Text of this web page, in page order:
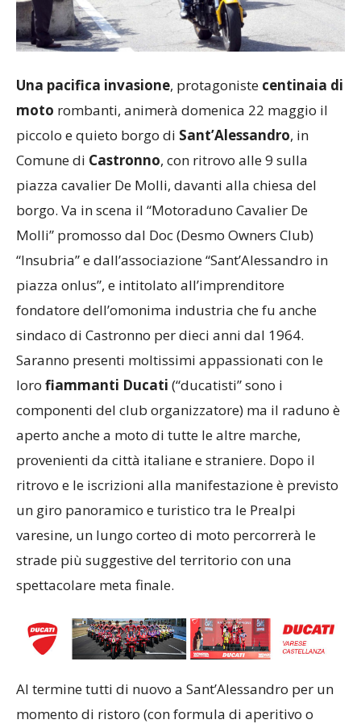
Una pacifica invasione, protagoniste centinaia di
moto rombanti, animerà domenica 22 maggio il
piccolo e quieto borgo di Sant’Alessandro, in
Comune di Castronno, con ritrovo alle 9 sulla
piazza cavalier De Molli, davanti alla chiesa del
borgo. Va in scena il “Motoraduno Cavalier De
Molli” promosso dal Doc (Desmo Owners Club)
“Insubria” e dall’associazione “Sant’Alessandro in
piazza onlus”, e intitolato all’imprenditore
fondatore dell’omonima industria che fu anche
sindaco di Castronno per dieci anni dal 1964.
Saranno presenti moltissimi appassionati con le
loro fiammanti Ducati (“ducatisti” sono i
componenti del club organizzatore) ma il raduno è
aperto anche a moto di tutte le altre marche,
provenienti da città italiane e straniere. Dopo il
ritrovo e le iscrizioni alla manifestazione è previsto
un giro panoramico e turistico tra le Prealpi
varesine, un lungo corteo di moto percorrerà le
strade più suggestive del territorio con una
spettacolare meta finale.
Al termine tutti di nuovo a Sant’Alessandro per un
momento di ristoro (con formula di aperitivo o